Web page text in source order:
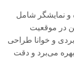
نمایشگر شامل
در موقعیت
و خوانا طراحی
می‌برد و دقت